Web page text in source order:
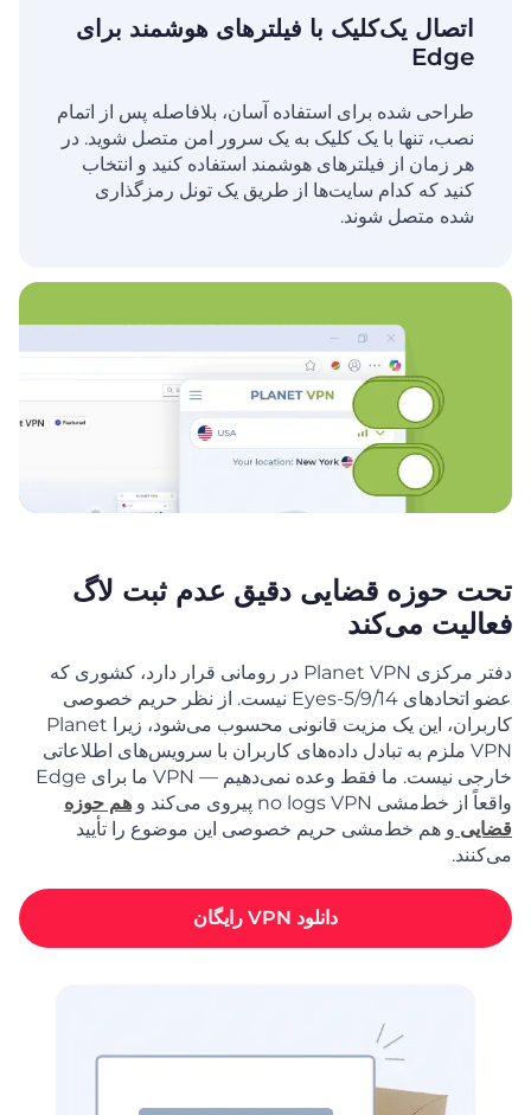
اتصال یک‌کلیک با فیلترهای هوشمند برای
Edge
طراحی شده برای استفاده آسان، بلافاصله پس از اتمام
نصب، تنها با یک کلیک به یک سرور امن متصل شوید. در
هر زمان از فیلترهای هوشمند استفاده کنید و انتخاب
کنید که کدام سایت‌ها از طریق یک تونل رمزگذاری
شده متصل شوند.
تحت حوزه قضایی دقیق عدم ثبت لاگ
فعالیت می‌کند
دفتر مرکزی Planet VPN در رومانی قرار دارد، کشوری که
عضو اتحادهای 5/9/14-Eyes نیست. از نظر حریم خصوصی
کاربران، این یک مزیت قانونی محسوب می‌شود، زیرا Planet
VPN ملزم به تبادل داده‌های کاربران با سرویس‌های اطلاعاتی
خارجی نیست. ما فقط وعده نمی‌دهیم — VPN ما برای Edge
واقعاً از خط‌مشی no logs VPN پیروی می‌کند و
هم حوزه
قضایی و هم خط‌مشی حریم خصوصی این موضوع را تأیید
می‌کنند.
دانلود VPN رایگان